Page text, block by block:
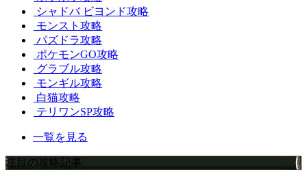
シャドバ ビヨンド攻略
モンスト攻略
パズドラ攻略
ポケモンGO攻略
グラブル攻略
モンギル攻略
白猫攻略
テリワンSP攻略
一覧を見る
注目の攻略記事